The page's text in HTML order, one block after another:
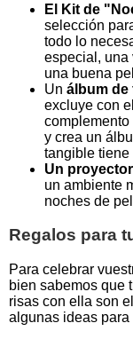
El Kit de
selección
todo lo
especial, una
una buena
Un álbum
excluye con
complemento
y crea un
tangible
Un
un ambiente
noches de
Regalos para
Para celebrar
bien sabemos que
risas con ella son
algunas ideas